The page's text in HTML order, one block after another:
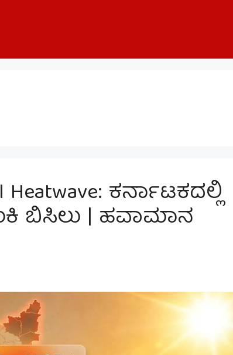
Heatwave: ಕರ್ನಾಟಕದಲ್ಲಿ
ಬಿಸಿಲು | ಹವಾಮಾನ